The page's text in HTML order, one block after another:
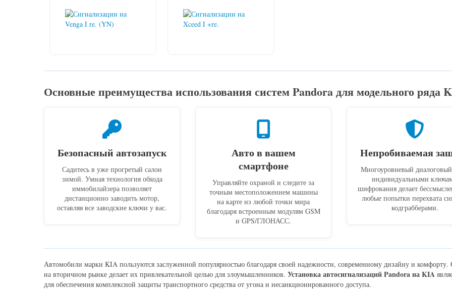
Основные преимущества использования систем Pandora для модельного ряда
Безопасный автозапуск
Садитесь в уже прогретый салон
зимой. Умная технология обхода
иммобилайзера позволяет
дистанционно заводить мотор,
оставляя все заводские ключи у вас.
Авто в вашем
смартфоне
Управляйте охраной и следите за
точным местоположением машины
на карте из любой точки мира
благодаря встроенным модулям GSM
и GPS/ГЛОНАСС.
Непробиваемая
Многоуровневый
индивидуальными
шифрования делает
любые попытки перехвата
кодграбберами.
Автомобили марки KIA пользуются заслуженной популярностью благодаря своей надежности, современному дизайну и комфорту.
на вторичном рынке делает их привлекательной целью для злоумышленников. Установка автосигнализаций Pandora на KIA
для обеспечения комплексной защиты транспортного средства от угона и несанкционированного доступа.